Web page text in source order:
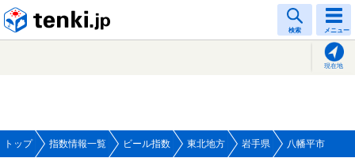
検索 メニュー
現在地
トップ 指数情報一覧 ビール指数 東北地方 岩手県 八幡平市